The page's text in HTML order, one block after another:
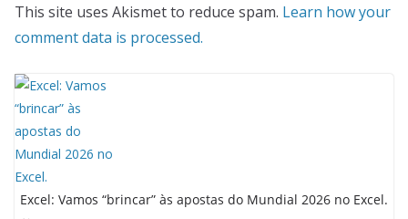
This site uses Akismet to reduce spam. Learn how your
comment data is processed.
Excel: Vamos “brincar” às apostas do Mundial 2026 no Excel.